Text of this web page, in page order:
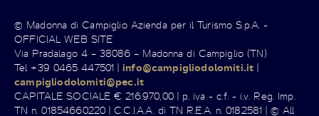
© Madonna di Campiglio Azienda per il Turismo S.p.A. -
OFFICIAL WEB SITE
Via Pradalago 4 – 38086 – Madonna di Campiglio (TN)
Tel +39 0465 447501 |info@campigliodolomiti.it |
campigliodolomiti@pec.it
CAPITALE SOCIALE € 216.970,00 | p. iva - c.f. - i.v. Reg. Imp.
TN n. 01854660220 | C.C.I.A.A. di TN R.E.A. n. 0182581 | © All